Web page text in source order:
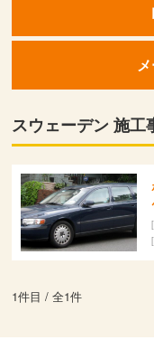
スウェーデン 施工
1件目 / 全1件